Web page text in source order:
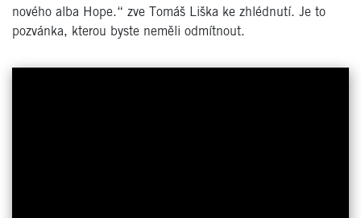
nového alba Hope.“ zve Tomáš Liška ke zhlédnutí. Je to
pozvánka, kterou byste neměli odmítnout.